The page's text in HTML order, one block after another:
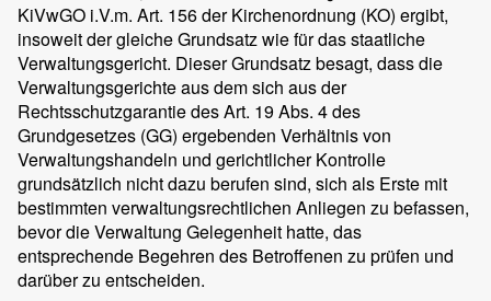
KiVwGO i.V.m. Art. 156 der Kirchenordnung (KO) ergibt,
insoweit der gleiche Grundsatz wie für das staatliche
Verwaltungsgericht. Dieser Grundsatz besagt, dass die
Verwaltungsgerichte aus dem sich aus der
Rechtsschutzgarantie des Art. 19 Abs. 4 des
Grundgesetzes (GG) ergebenden Verhältnis von
Verwaltungshandeln und gerichtlicher Kontrolle
grundsätzlich nicht dazu berufen sind, sich als Erste mit
bestimmten verwaltungsrechtlichen Anliegen zu befassen,
bevor die Verwaltung Gelegenheit hatte, das
entsprechende Begehren des Betroffenen zu prüfen und
darüber zu entscheiden.